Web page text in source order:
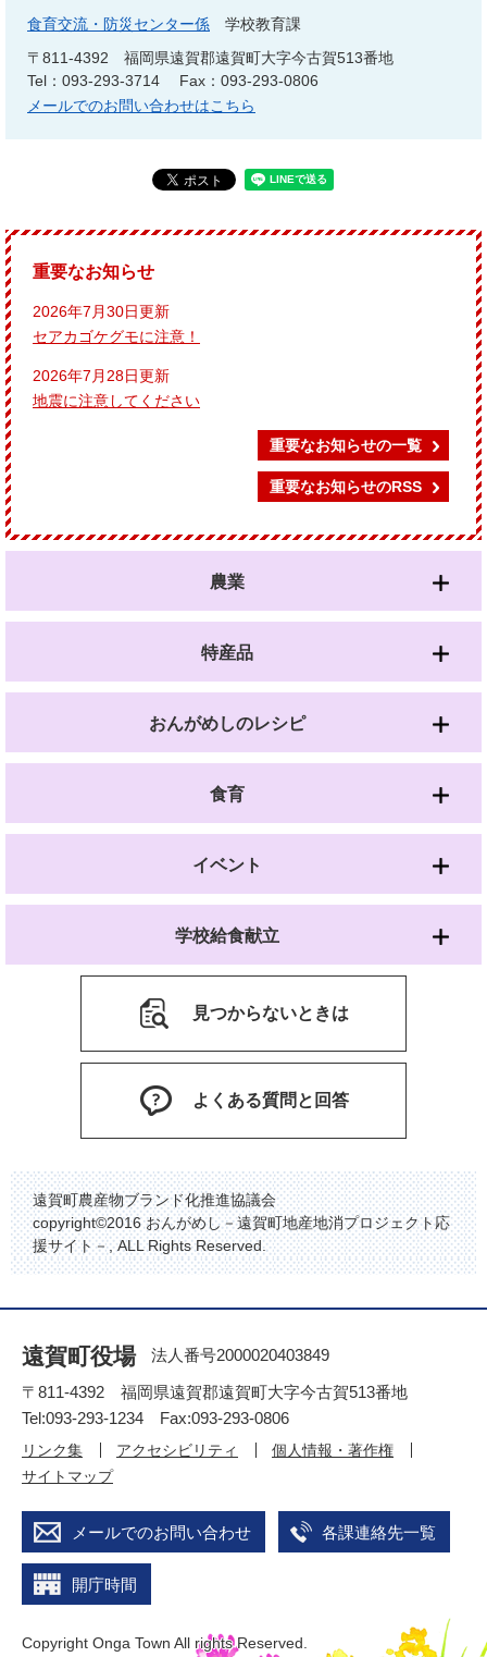
食育交流・防災センター係
学校教育課
〒811-4392
福岡県遠賀郡遠賀町大字今古賀513番地
Tel：093-293-3714
Fax：093-293-0806
メールでのお問い合わせはこちら
重要なお知らせ
2026年7月30日更新
セアカゴケグモに注意！
2026年7月28日更新
地震に注意してください
重要なお知らせの一覧
重要なお知らせのRSS
農業
特産品
おんがめしのレシピ
食育
イベント
学校給食献立
見つからないときは
よくある質問と回答
遠賀町農産物ブランド化推進協議会
copyright©2016 おんがめし－遠賀町地産地消プロジェクト応
援サイト－, ALL Rights Reserved.
遠賀町役場
法人番号2000020403849
〒811-4392 福岡県遠賀郡遠賀町大字今古賀513番地
Tel:093-293-1234 Fax:093-293-0806
リンク集 アクセシビリティ
個人情報・著作権
サイトマップ
メールでのお問い合わせ 各課連絡先一覧
開庁時間
Copyright Onga Town All rights Reserved.